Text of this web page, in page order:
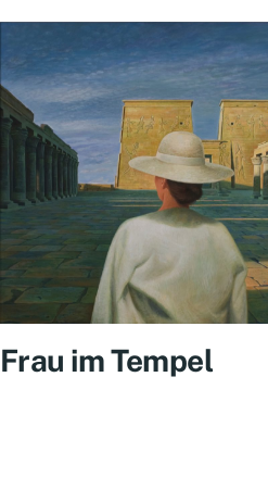
Frau im Tempel